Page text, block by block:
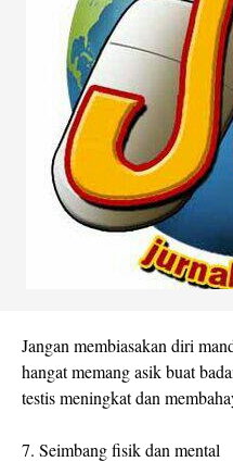
Jangan membiasakan diri
hangat memang asik buat
testis meningkat dan
7. Seimbang fisik dan mental